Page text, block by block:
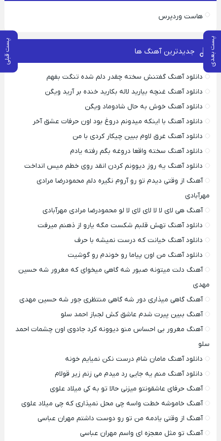
پست بعدی پست قبلی
هاست وردپرس
جدیدترین آهنگ ها
دانلود آهنگ گفتنش سخته چقدر دلم شده تنگت بفهم
دانلود آهنگ غنچه بیارید لاله بکارید خنده بر آرید ویگن
دانلود آهنگ خوش به حال شادوماد ویگن
دانلود آهنگ با اینکه میدونم دروغ بود اون حرفات عشق آخر
دانلود آهنگ غرق لاوم ببین چیکار کردی با من
دانلود آهنگ سخته واقعا دروغه بگم رفته یادم
دانلود آهنگ یه روز دیوونم کردن انقد روی خطم میس انداخت
آهنگ از وقتی دیدم تو رو آروم نگیره دلم محمودرضا مرادی
مهرآبادی
آهنگ هی لای لا لا لای لای لا لو محمودرضا مرادی مهرآبادی
دانلود آهنگ تهش قلبم شکست مگه یارو از ذهنم میرفت
دانلود آهنگ خیانت که درست نمیشه با حرف
دانلود آهنگ من اون پیاما رو خوندم رو گوشیت
آهنگ دلت میتونه صبور شه گاهی میخوای که مغرور شه حسین
مهدی
آهنگ گاهی میذاری دور شه گاهی منتظری جور شه حسین مهدی
آهنگ ببین پیرت شدم عاشق کش لجباز احمد سلو
آهنگ مغرور بی احساس منو دیوونه کرد جادوی اون چشمات احمد
سلو
دانلود آهنگ مامان شام درست نکن نمیایم خونه
دانلود آهنگ منم یه جایی رد میدم می زنم زیر قولام
آهنگ حرفای عاشقونتو میزنی حالا تو به کی میلاد علوی
آهنگ خاموشه خطت واسه چی محل نمیذاری که چی میلاد علوی
آهنگ از وقتی یادمه من تو رو دوست داشتم مهران عباسی
آهنگ تو مثل معجزه ای واسم مهران عباسی